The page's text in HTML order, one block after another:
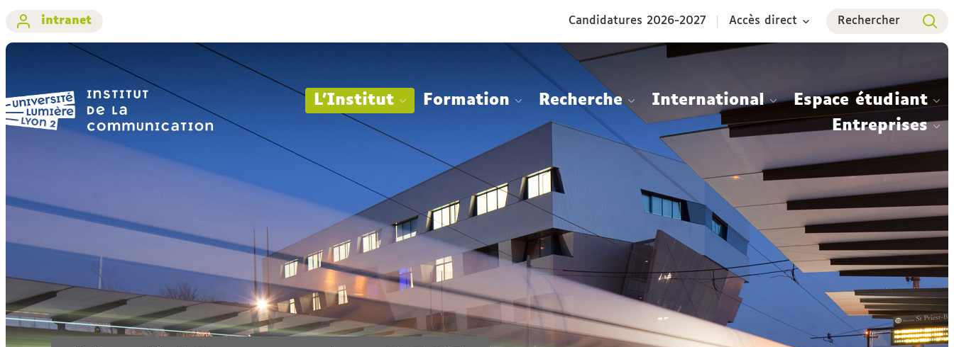
contenu
intranet
Candidatures 2026-2027 Accès direct Rechercher
L'Institut Formation Recherche International
Espace étudiant
Entreprises